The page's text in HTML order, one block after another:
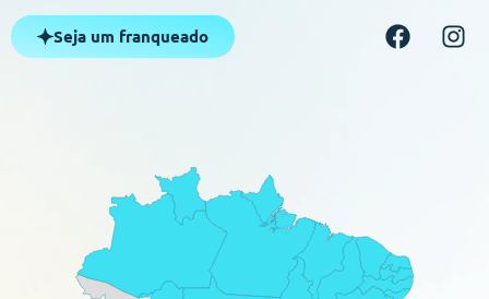
Seja um franqueado